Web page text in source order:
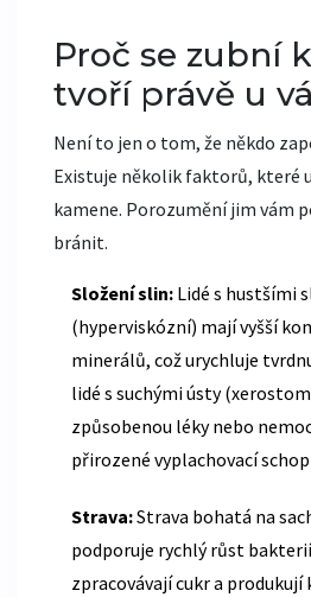
Proč se zubní
tvoří právě u
Není to jen o tom, že někdo
Existuje několik faktorů, které
kamene. Porozumění jim vám
bránit.
Složení slin: Lidé s hustšími
(hyperviskózní) mají vyšší
minerálů, což urychluje
lidé s suchými ústy
způsobenou léky nebo
přirozené vyplachovací
Strava:Strava bohatá na
podporuje rychlý růst
zpracovávají cukr a produkují